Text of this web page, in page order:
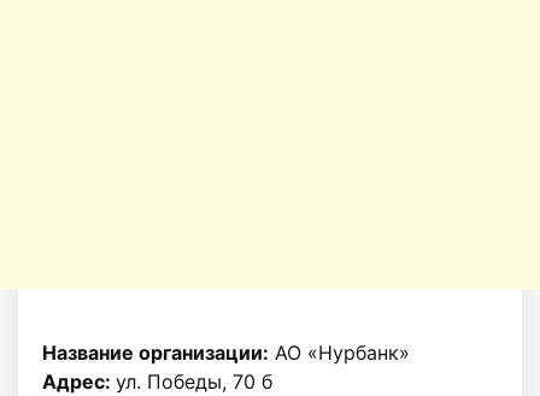
Название организации: АО «Нурбанк»
Адрес: ул. Победы, 70 б